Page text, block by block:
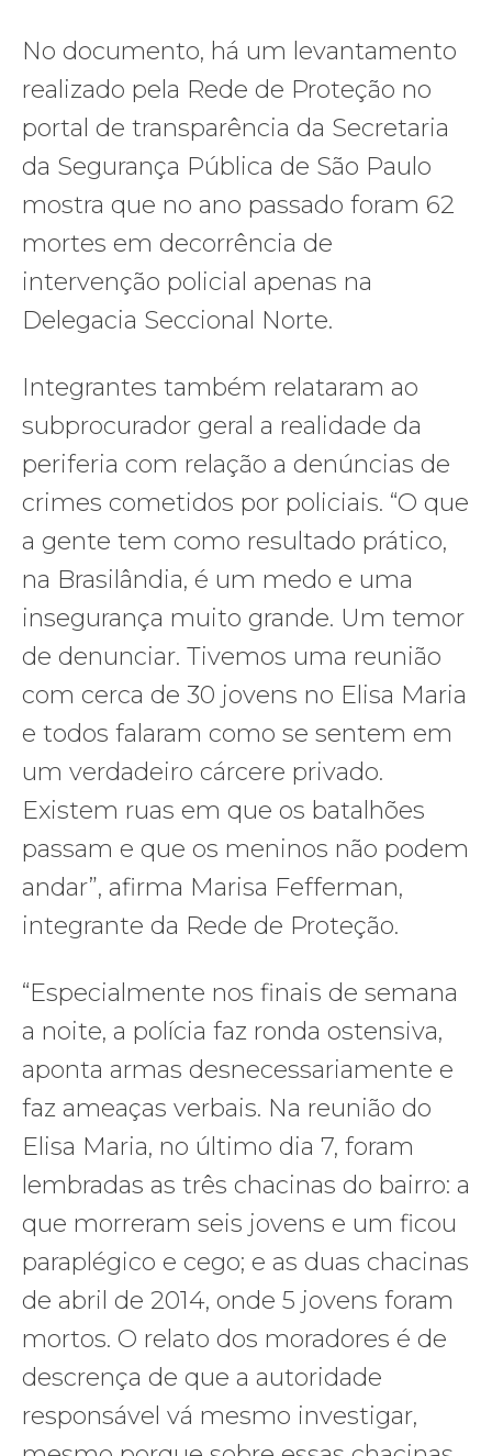
No documento, há um levantamento
realizado pela Rede de Proteção no
portal de transparência da Secretaria
da Segurança Pública de São Paulo
mostra que no ano passado foram 62
mortes em decorrência de
intervenção policial apenas na
Delegacia Seccional Norte.
Integrantes também relataram ao
subprocurador geral a realidade da
periferia com relação a denúncias de
crimes cometidos por policiais. “O que
a gente tem como resultado prático,
na Brasilândia, é um medo e uma
insegurança muito grande. Um temor
de denunciar. Tivemos uma reunião
com cerca de 30 jovens no Elisa Maria
e todos falaram como se sentem em
um verdadeiro cárcere privado.
Existem ruas em que os batalhões
passam e que os meninos não podem
andar”, afirma Marisa Fefferman,
integrante da Rede de Proteção.
“Especialmente nos finais de semana
a noite, a polícia faz ronda ostensiva,
aponta armas desnecessariamente e
faz ameaças verbais. Na reunião do
Elisa Maria, no último dia 7, foram
lembradas as três chacinas do bairro: a
que morreram seis jovens e um ficou
paraplégico e cego; e as duas chacinas
de abril de 2014, onde 5 jovens foram
mortos. O relato dos moradores é de
descrença de que a autoridade
responsável vá mesmo investigar,